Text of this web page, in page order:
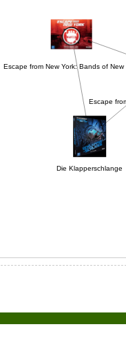
Die Klapperschlange
Escape
Escape from New York: Bands of New